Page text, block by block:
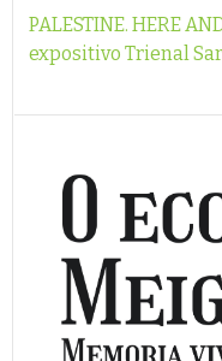
PALESTINE. HERE
expositivo Trienal